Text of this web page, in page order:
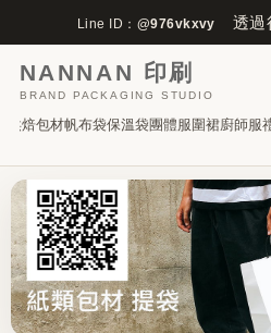
Line ID： @976vkxvy 透過
NANNAN 印刷
BRAND PACKAGING STUDIO
烘焙包材帆布袋保溫袋團體服 圍裙廚師服